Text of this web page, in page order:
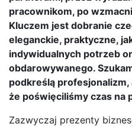
pracownikom, po
Kluczem jest dobranie
eleganckie, praktyczne,
indywidualnych potrzeb
obdarowywanego.
podkreślą
że poświęciliśmy czas na
Zazwyczaj prezenty